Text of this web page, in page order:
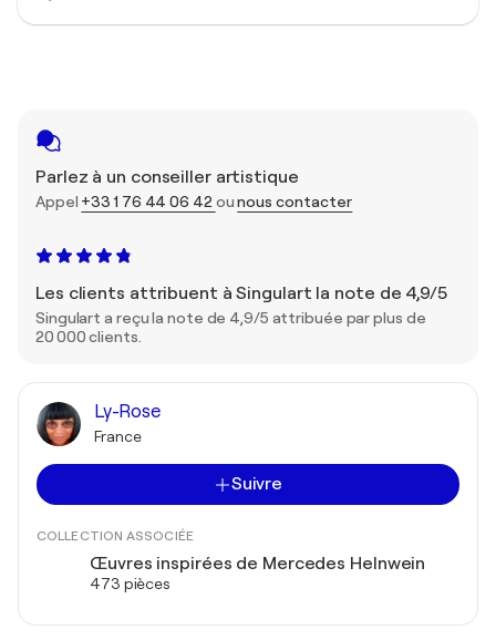
Parlez à un conseiller artistique
Appel +33 1 76 44 06 42 ounous contacter
Les clients attribuent à Singulart la note de 4,9/5
Singulart a reçu la note de 4,9/5 attribuée par plus de
20 000 clients.
Ly-Rose
France
Suivre
COLLECTION ASSOCIÉE
Œuvres inspirées de Mercedes Helnwein
473 pièces